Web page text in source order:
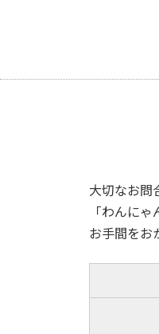
大切なお問
「わんに
お手間をお